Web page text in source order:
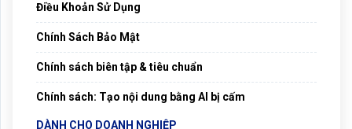
Điều Khoản Sử Dụng
Chính Sách Bảo Mật
Chính sách biên tập & tiêu chuẩn
Chính sách: Tạo nội dung bằng AI bị cấm
DÀNH CHO DOANH NGHIỆP